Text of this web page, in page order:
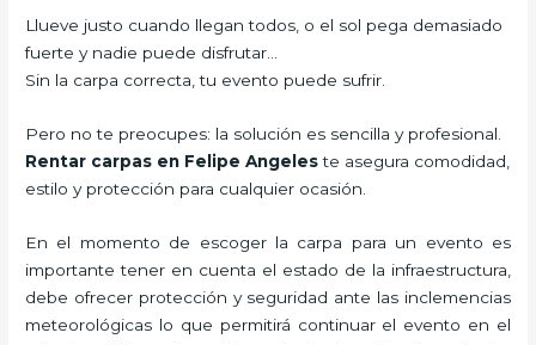
Llueve justo cuando llegan todos, o el sol pega demasiado
fuerte y nadie puede disfrutar…
Sin la carpa correcta, tu evento puede sufrir.
Pero no te preocupes: la solución es sencilla y profesional.
Rentar carpas en Felipe Angeleste asegura comodidad,
estilo y protección para cualquier ocasión.
En el momento de escoger la carpa para un evento es
importante tener en cuenta el estado de la infraestructura,
debe ofrecer protección y seguridad ante las inclemencias
meteorológicas lo que permitirá continuar el evento en el